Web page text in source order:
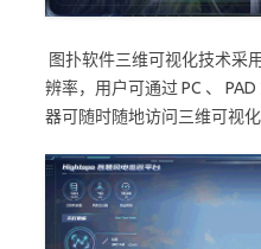
图扑软件三维可视化技术采
辨率，用户可通过 PC 、
器可随时随地访问三维可视